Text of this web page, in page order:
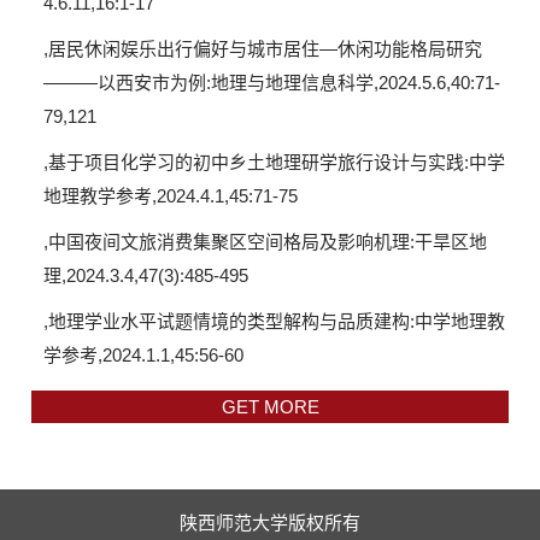
,居民休闲娱乐出行偏好与城市居住—休闲功能格局研究
———以西安市为例:地理与地理信息科学,2024.5.6,40:71-
79,121
,基于项目化学习的初中乡土地理研学旅行设计与实践:中学
地理教学参考,2024.4.1,45:71-75
,中国夜间文旅消费集聚区空间格局及影响机理:干旱区地
理,2024.3.4,47(3):485-495
,地理学业水平试题情境的类型解构与品质建构:中学地理教
学参考,2024.1.1,45:56-60
GET MORE
陕西师范大学版权所有